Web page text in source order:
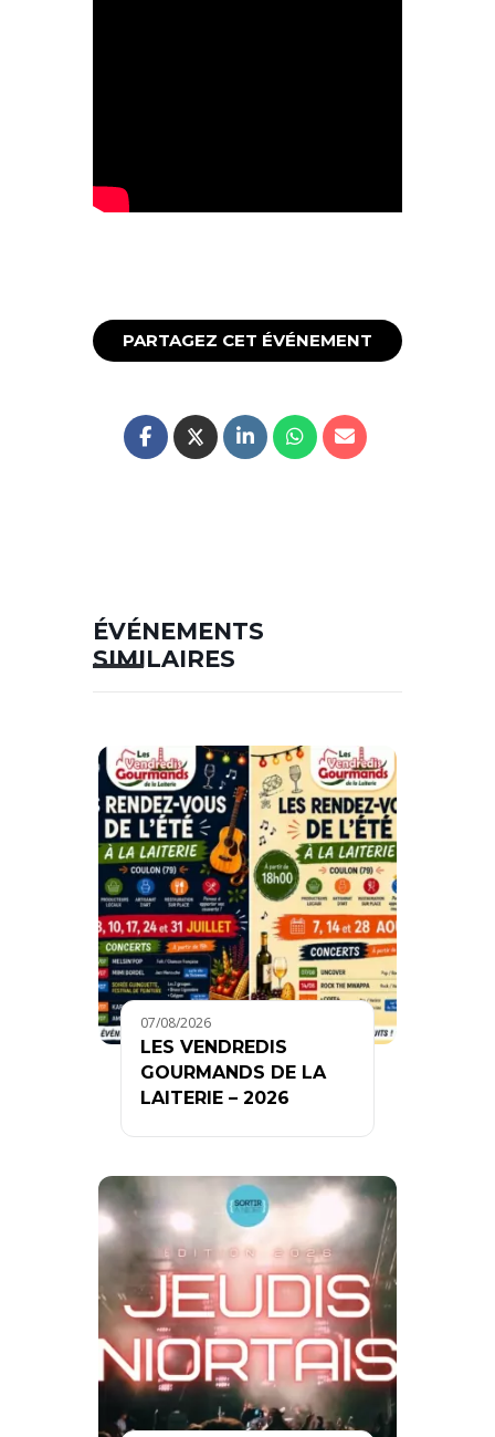
PARTAGEZ CET ÉVÉNEMENT
ÉVÉNEMENTS
SIMILAIRES
07/08/2026
LES VENDREDIS
GOURMANDS DE LA
LAITERIE – 2026